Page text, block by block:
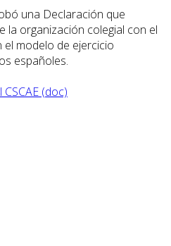
una Declaración que
la organización colegial con el
modelo de ejercicio
españoles.
(doc)